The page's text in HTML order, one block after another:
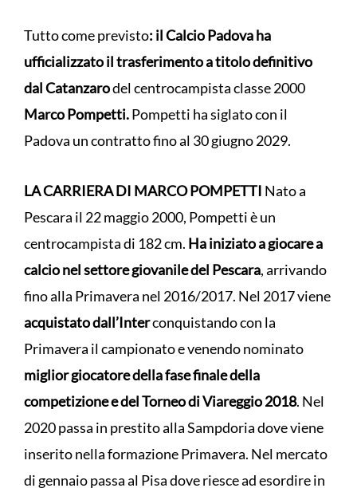
Tutto come previsto: il Calcio Padova ha
ufficializzato il trasferimento a titolo definitivo
dal Catanzarodel centrocampista classe 2000
Marco Pompetti.Pompetti ha siglato con il
Padova un contratto fino al 30 giugno 2029.
LA CARRIERA DI MARCO POMPETTI Nato a
Pescara il 22 maggio 2000, Pompetti è un
centrocampista di 182 cm. Ha iniziato a giocare a
calcio nel settore giovanile del Pescara, arrivando
fino alla Primavera nel 2016/2017. Nel 2017 viene
acquistato dall’Interconquistando con la
Primavera il campionato e venendo nominato
miglior giocatore della fase finale della
competizione e del Torneo di Viareggio 2018. Nel
2020 passa in prestito alla Sampdoria dove viene
inserito nella formazione Primavera. Nel mercato
di gennaio passa al Pisa dove riesce ad esordire in